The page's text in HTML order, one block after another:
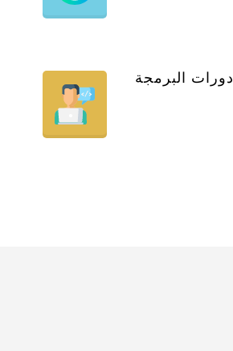
دورات البرمجة